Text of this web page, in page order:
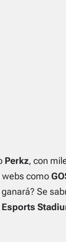
Perkz, con
webs como
Se
Esports